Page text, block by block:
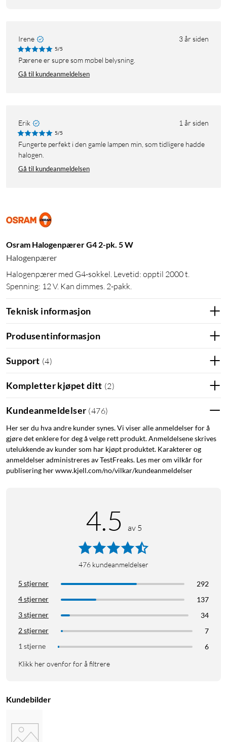
Irene 3 år siden
5/5
Pærene er supre som møbel belysning.
Gå til kundeanmeldelsen
Erik 1 år siden
5/5
Fungerte perfekt i den gamle lampen min, som tidligere hadde
halogen.
Gå til kundeanmeldelsen
Osram Halogenpærer G4 2-pk. 5 W
Halogenpærer
Halogenpærer med G4-sokkel. Levetid: opptil 2000 t.
Spenning: 12 V. Kan dimmes. 2-pakk.
Teknisk informasjon
Produsentinformasjon
Support (4)
Kompletter kjøpet ditt (2)
Kundeanmeldelser (476)
Her ser du hva andre kunder synes. Vi viser alle anmeldelser for å
gjøre det enklere for deg å velge rett produkt. Anmeldelsene skrives
utelukkende av kunder som har kjøpt produktet. Karakterer og
anmeldelser administreres av TestFreaks. Les mer om vilkår for
publisering her www.kjell.com/no/vilkar/kundeanmeldelser
4.5 av 5
476 kundeanmeldelser
5 stjerner
292
4 stjerner
137
3 stjerner
34
2 stjerner
7
1 stjerne
6
Klikk her ovenfor for å filtrere
Kundebilder